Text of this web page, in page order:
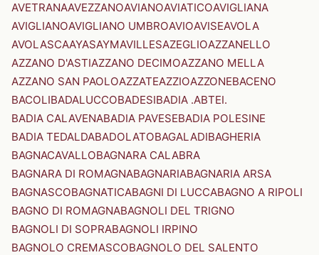
AVETRANAAVEZZANOAVIANOAVIATICOAVIGLIANA
AVIGLIANOAVIGLIANO UMBROAVIOAVISEAVOLA
AVOLASCAAYASAYMAVILLESAZEGLIOAZZANELLO
AZZANO D'ASTIAZZANO DECIMOAZZANO MELLA
AZZANO SAN PAOLOAZZATEAZZIOAZZONEBACENO
BACOLIBADALUCCOBADESIBADIA .ABTEI.
BADIA CALAVENABADIA PAVESEBADIA POLESINE
BADIA TEDALDABADOLATOBAGALADIBAGHERIA
BAGNACAVALLOBAGNARA CALABRA
BAGNARA DI ROMAGNABAGNARIABAGNARIA ARSA
BAGNASCOBAGNATICABAGNI DI LUCCABAGNO A RIPOLI
BAGNO DI ROMAGNABAGNOLI DEL TRIGNO
BAGNOLI DI SOPRABAGNOLI IRPINO
BAGNOLO CREMASCOBAGNOLO DEL SALENTO